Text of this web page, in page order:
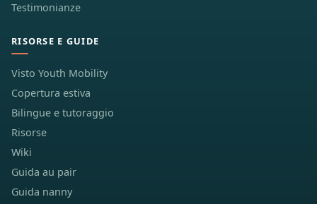
Testimonianze
RISORSE E GUIDE
Visto Youth Mobility
Copertura estiva
Bilingue e tutoraggio
Risorse
Wiki
Guida au pair
Guida nanny